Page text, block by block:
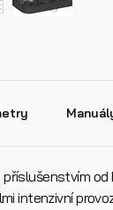
od
intenzivní